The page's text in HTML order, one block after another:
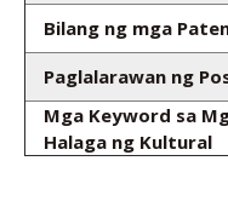
Bilang ng mga
Paglalarawan ng
Mga Keyword sa
Halaga ng Kultural